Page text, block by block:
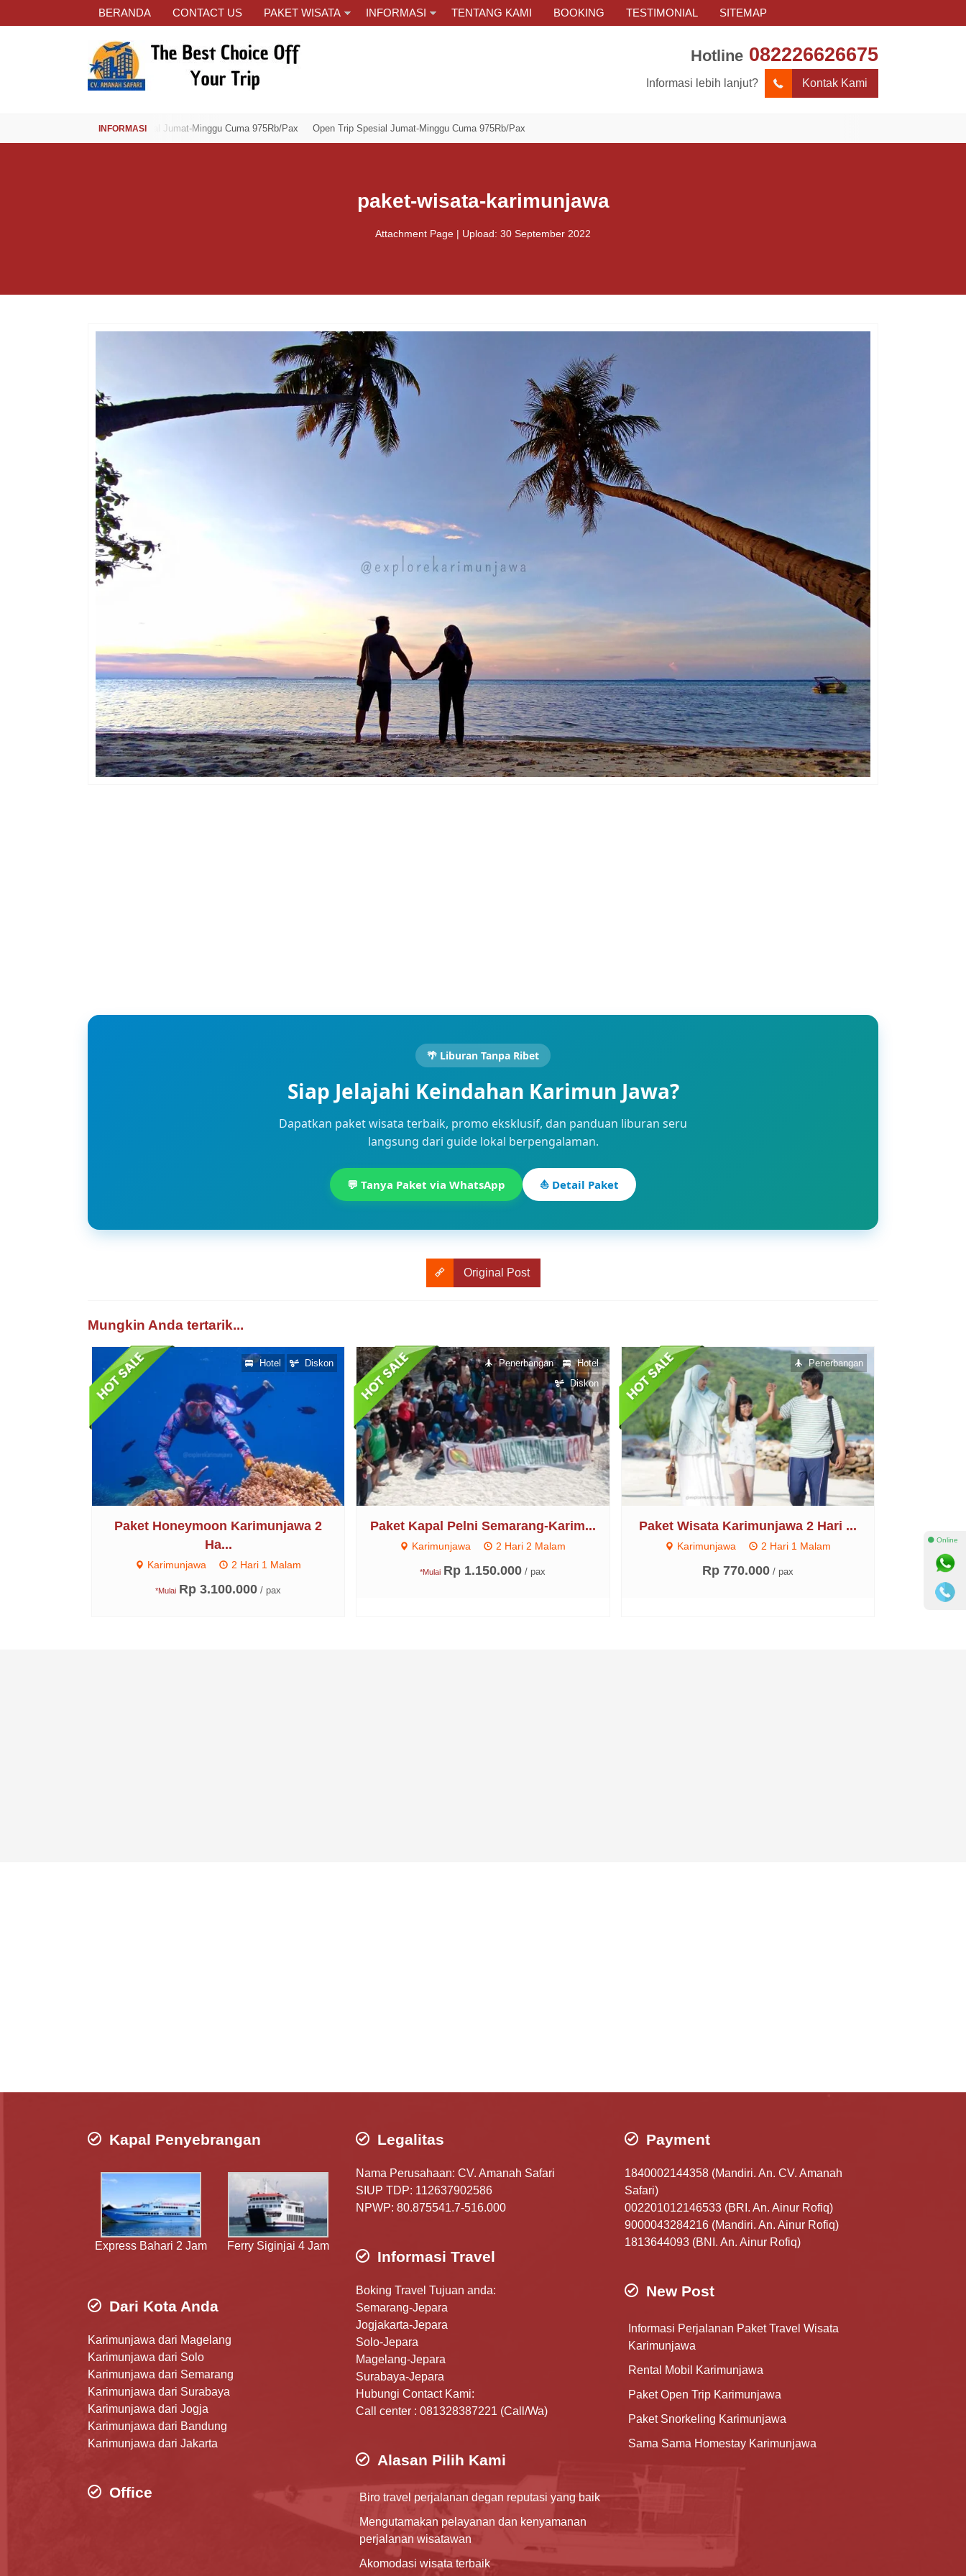
BERANDA CONTACT US PAKET WISATA INFORMASI TENTANG KAMI BOOKING TESTIMONIAL SITEMAP
Hotline 082226626675
Informasi lebih lanjut? Kontak Kami
Open Trip Spesial Jumat-Minggu Cuma 975Rb/Pax Open Trip Spesial Jumat-Minggu Cuma 975Rb/Pax
paket-wisata-karimunjawa
Attachment Page | Upload: 30 September 2022
🌴 Liburan Tanpa Ribet
Siap Jelajahi Keindahan Karimun Jawa?
Dapatkan paket wisata terbaik, promo eksklusif, dan panduan liburan seru
langsung dari guide lokal berpengalaman.
💬 Tanya Paket via WhatsApp ⛵ Detail Paket
Original Post
Mungkin Anda tertarik...
Paket Honeymoon Karimunjawa 2
Ha...
Karimunjawa 2 Hari 1 Malam
*Mulai Rp 3.100.000 / pax
Hotel Diskon
Paket Kapal Pelni Semarang-Karim...
Karimunjawa 2 Hari 2 Malam
*Mulai Rp 1.150.000 / pax
Penerbangan
Hotel
Diskon
Paket Wisata Karimunjawa 2 Hari ...
Karimunjawa 2 Hari 1 Malam
Rp 770.000 / pax
Penerbangan
Kapal Penyebrangan
Express Bahari 2 Jam Ferry Siginjai 4 Jam
Dari Kota Anda
Karimunjawa dari Magelang
Karimunjawa dari Solo
Karimunjawa dari Semarang
Karimunjawa dari Surabaya
Karimunjawa dari Jogja
Karimunjawa dari Bandung
Karimunjawa dari Jakarta
Office
Legalitas
Nama Perusahaan: CV. Amanah Safari
SIUP TDP: 112637902586
NPWP: 80.875541.7-516.000
Informasi Travel
Boking Travel Tujuan anda:
Semarang-Jepara
Jogjakarta-Jepara
Solo-Jepara
Magelang-Jepara
Surabaya-Jepara
Hubungi Contact Kami:
Call center : 081328387221 (Call/Wa)
Alasan Pilih Kami
Biro travel perjalanan degan reputasi yang baik
Mengutamakan pelayanan dan kenyamanan
perjalanan wisatawan
Akomodasi wisata terbaik
Payment
1840002144358 (Mandiri. An. CV. Amanah
Safari)
002201012146533 (BRI. An. Ainur Rofiq)
9000043284216 (Mandiri. An. Ainur Rofiq)
1813644093 (BNI. An. Ainur Rofiq)
New Post
Informasi Perjalanan Paket Travel Wisata
Karimunjawa
Rental Mobil Karimunjawa
Paket Open Trip Karimunjawa
Paket Snorkeling Karimunjawa
Sama Sama Homestay Karimunjawa
⚫ Online